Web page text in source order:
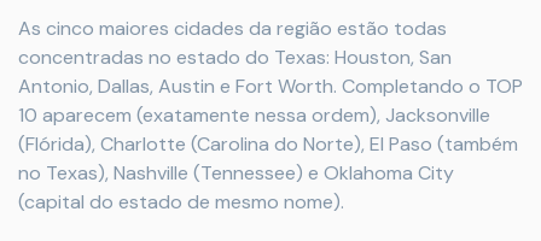
As cinco maiores cidades da região estão todas
concentradas no estado do Texas: Houston, San
Antonio, Dallas, Austin e Fort Worth. Completando o TOP
10 aparecem (exatamente nessa ordem), Jacksonville
(Flórida), Charlotte (Carolina do Norte), El Paso (também
no Texas), Nashville (Tennessee) e Oklahoma City
(capital do estado de mesmo nome).